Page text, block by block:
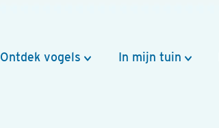
Ontdek vogels In mijn tuin